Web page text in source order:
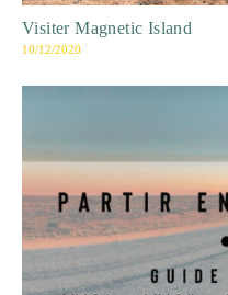
Visiter Magnetic Island
10/12/2020